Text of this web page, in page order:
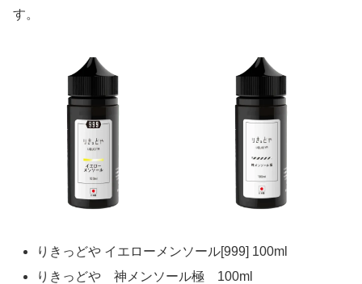
す。
りきっどや イエローメンソール[999] 100ml
りきっどや 神メンソール極 100ml